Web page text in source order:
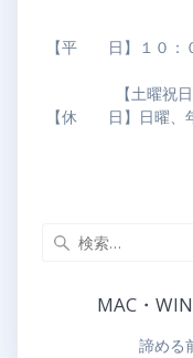
【平 日】１０：
【土曜祝
【休 日】日曜、
MAC・
諦める